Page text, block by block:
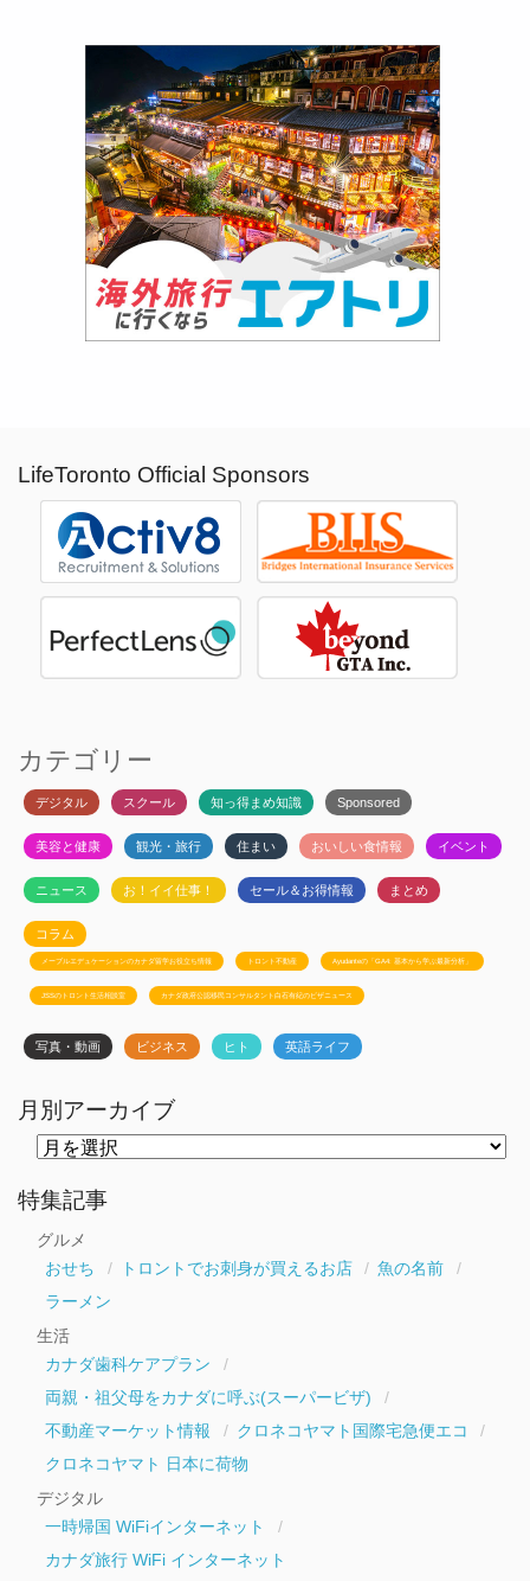
LifeToronto Official Sponsors
カテゴリー
デジタル スクール 知っ得まめ知識 Sponsored
美容と健康 観光・旅行 住まい おいしい食情報 イベント
ニュース お！イイ仕事！ セール＆お得情報 まとめ
コラム
メープルエデュケーションのカナダ留学お役立ち情報 トロント不動産 Ayudanteの「GA4: 基本から学ぶ最新分析」
JSSのトロント生活相談室 カナダ政府公認移民コンサルタント白石有紀のビザニュース
写真・動画 ビジネス ヒト 英語ライフ
月別アーカイブ
ー
カ
特集記事
グルメ
おせち
トロントでお刺身が買えるお店
魚の名前
ラーメン
生活
カナダ歯科ケアプラン
両親・祖父母をカナダに呼ぶ(スーパービザ)
不動産マーケット情報
クロネコヤマト国際宅急便エコ
クロネコヤマト 日本に荷物
デジタル
一時帰国 WiFiインターネット
カナダ旅行 WiFi インターネット